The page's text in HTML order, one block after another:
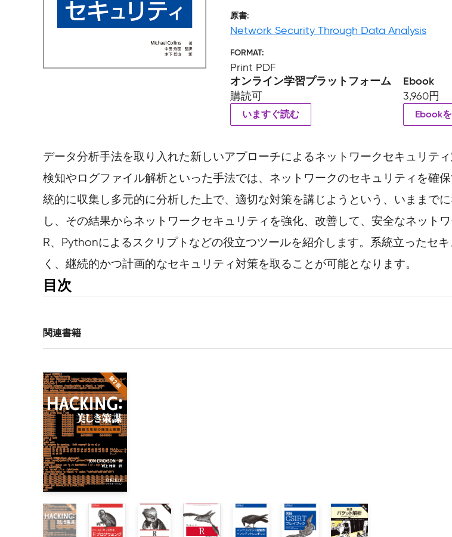
原書
Network Security Through Data Analysis
FORMAT
Print PDF
オンライン学習プラットフォーム
購読可
いますぐ読む
Ebook
3,960円
Ebook
データ分析手法を取り入れた新しいアプローチによるネットワークセキュリテ
検知やログファイル解析といった手法では、ネットワークのセキュリティを確
統的に収集し多元的に分析した上で、適切な対策を講じようという、いままで
し、その結果からネットワークセキュリティを強化、改善して、安全なネット
R、Pythonによるスクリプトなどの役立つツールを紹介します。系統立ったセ
く、継続的かつ計画的なセキュリティ対策を取ることが可能となります。
目次
第Ⅰ部　データ
    1.1　配置：センサーの設置位置がデータ収集に与える影響
    1.2　データ種別：センサー型ごとに異なる収集できるデータの種類
    1.3　アクション：センサーによるデータの処理
    1.4　結論
2章　ネットワーク型センサー
    2.1　ネットワーク階層とセンサー
        2.1.1　ネットワーク階層と観測範囲
    2.2　パケットデータ
        2.2.1　パケットとフレームフォーマット
関連書籍